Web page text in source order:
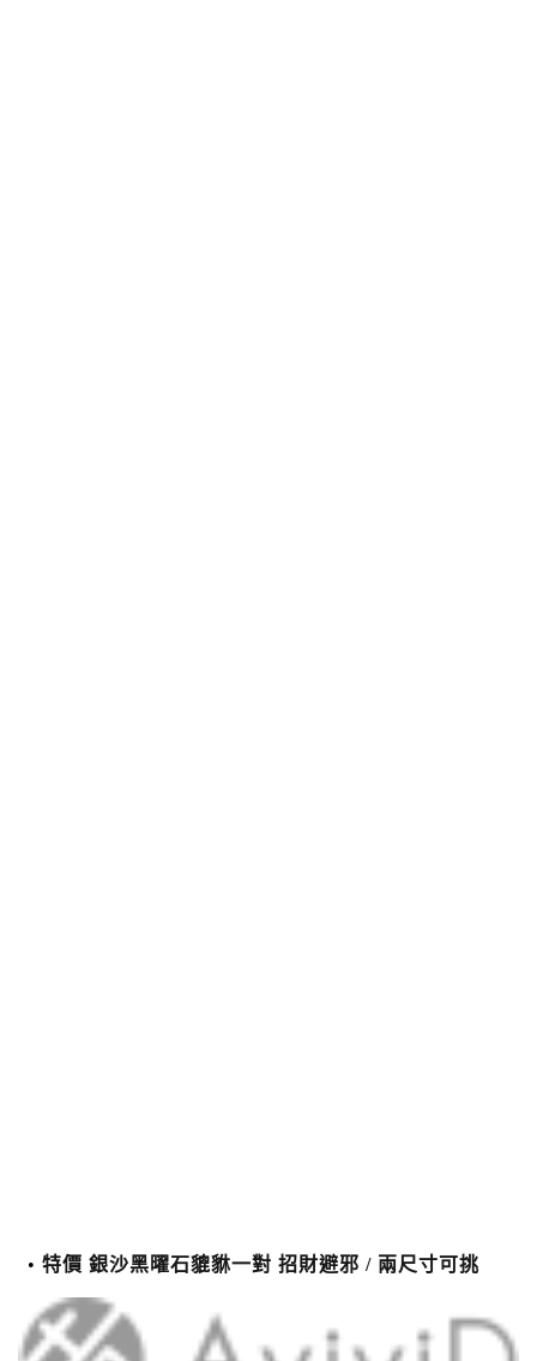
特價 銀沙黑曜石貔貅一對 招財避邪 / 兩尺寸可挑